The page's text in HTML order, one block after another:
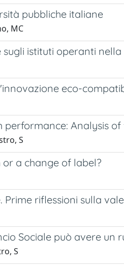
pubbliche italiane
MC
istituti operanti nella
eco-
Analysis
S
a change of label?
riflessioni sulla
Sociale può avere un
S